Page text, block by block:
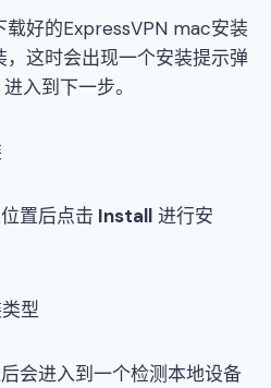
载好的ExpressVPN mac安装
这时会出现一个安装提示弹
进入到下一步。
置后点击 Install 进行安
会进入到一个检测本地设备